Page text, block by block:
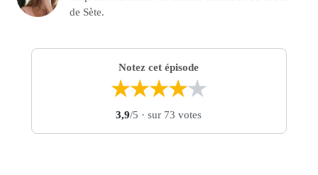
de Sète.
Notez cet épisode
★★★★★
3,9/5 · sur 73 votes